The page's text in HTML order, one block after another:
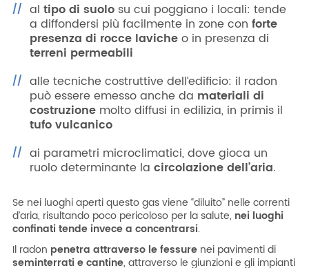
al tipo di suolosu cui poggiano i locali: tende
a diffondersi più facilmente in zone con forte
presenza di rocce lavicheo in presenza di
terreni permeabili
alle tecniche costruttive dell’edificio: il radon
può essere emesso anche da materiali di
costruzionemolto diffusi in edilizia, in primis il
tufo vulcanico
ai parametri microclimatici, dove gioca un
ruolo determinante la circolazione dell’aria.
Se nei luoghi aperti questo gas viene “diluito” nelle correnti
d’aria, risultando poco pericoloso per la salute, nei luoghi
confinati tende invece a concentrarsi.
Il radon penetra attraverso le fessurenei pavimenti di
seminterrati e cantine, attraverso le giunzioni e gli impianti